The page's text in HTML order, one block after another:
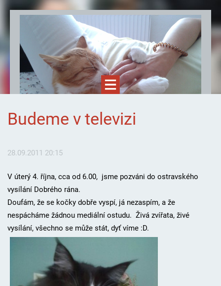
Felinoterapie.cz
Budeme v televizi
28.09.2011 20:15
V úterý 4. října, cca od 6.00, jsme pozváni do ostravského
vysílání Dobrého rána.
Doufám, že se kočky dobře vyspí, já nezaspím, a že
nespácháme žádnou mediální ostudu. Živá zvířata, živé
vysílání, všechno se může stát, dyť víme :D.